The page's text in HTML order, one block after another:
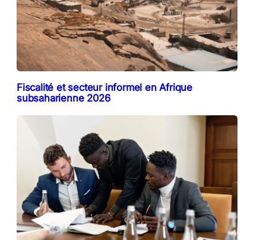
Fiscalité et secteur informel en Afrique
subsaharienne 2026